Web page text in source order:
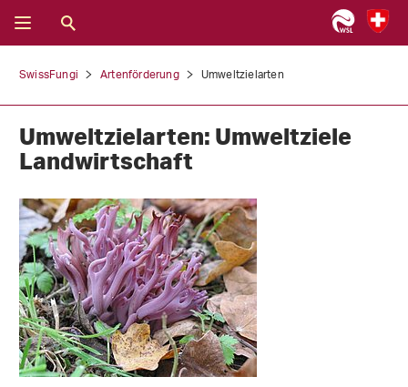
SwissFungi Artenförderung Umweltzielarten
Umweltzielarten: Umweltziele
Landwirtschaft